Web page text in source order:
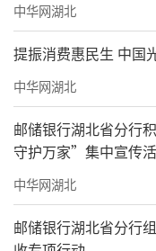
中华网湖北
提振消费惠民生 中
中华网湖北
邮储银行湖北省分行
守护万家”集中宣传
中华网湖北
邮储银行湖北省分行